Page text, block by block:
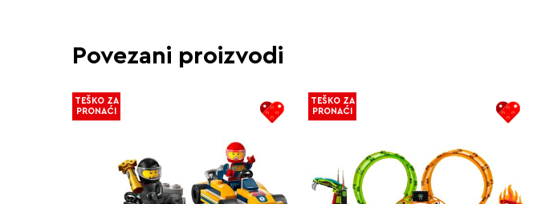
Povezani proizvodi
TEŠKO ZA
PRONAĆI
TEŠKO ZA
PRONAĆI